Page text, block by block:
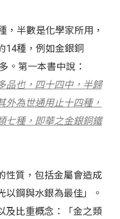
，半數是化學家所用，
14種，例如金銀銅
。第一本書中說：
品也，四十四中，半歸
外為世通用止十四種，
七種，即華之金銀銅鐵
性質，包括金屬會造成
以鋼與水銀為最佳」。
及比重概念：「金之類